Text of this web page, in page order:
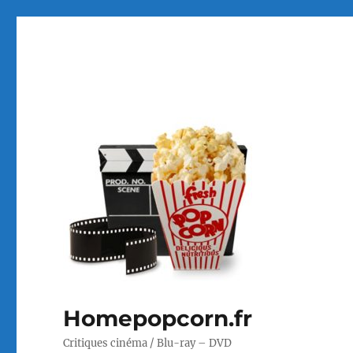
Homepopcorn.fr
Critiques cinéma / Blu-ray – DVD